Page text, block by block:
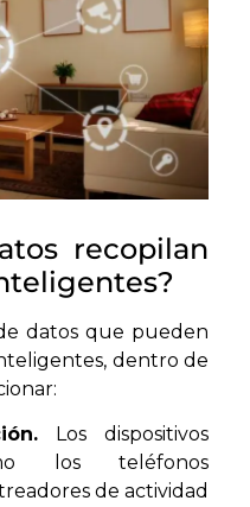
recopilan
datos que pueden
dentro de
Los dispositivos
los teléfonos
de actividad